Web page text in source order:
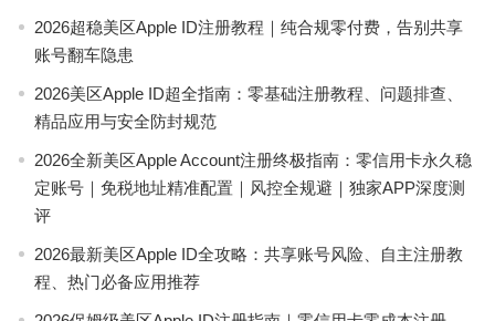
2026超稳美区Apple ID注册教程｜纯合规零付费，告别共享
账号翻车隐患
2026美区Apple ID超全指南：零基础注册教程、问题排查、
精品应用与安全防封规范
2026全新美区Apple Account注册终极指南：零信用卡永久稳
定账号｜免税地址精准配置｜风控全规避｜独家APP深度测
评
2026最新美区Apple ID全攻略：共享账号风险、自主注册教
程、热门必备应用推荐